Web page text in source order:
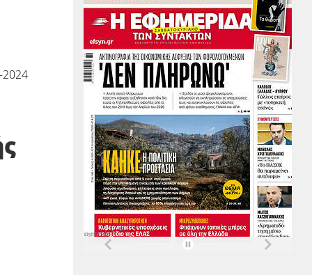
2024